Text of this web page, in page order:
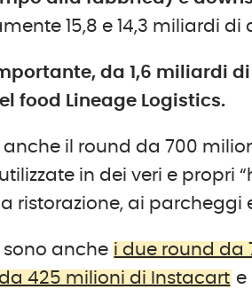
15,8 e 14,3 miliardi di
da 1,6 miliardi
food Lineage Logistics.
il round da 700
in dei veri e propri
ristorazione, ai parcheggi
sono anche i due round da
425 milioni di Instacart e